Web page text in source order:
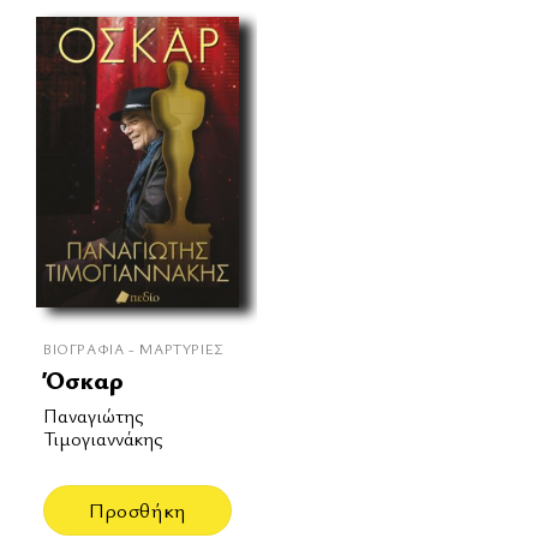
ΒΙΟΓΡΑΦΊΑ - ΜΑΡΤΥΡΊΕΣ
Όσκαρ
Παναγιώτης
Τιμογιαννάκης
Προσθήκη